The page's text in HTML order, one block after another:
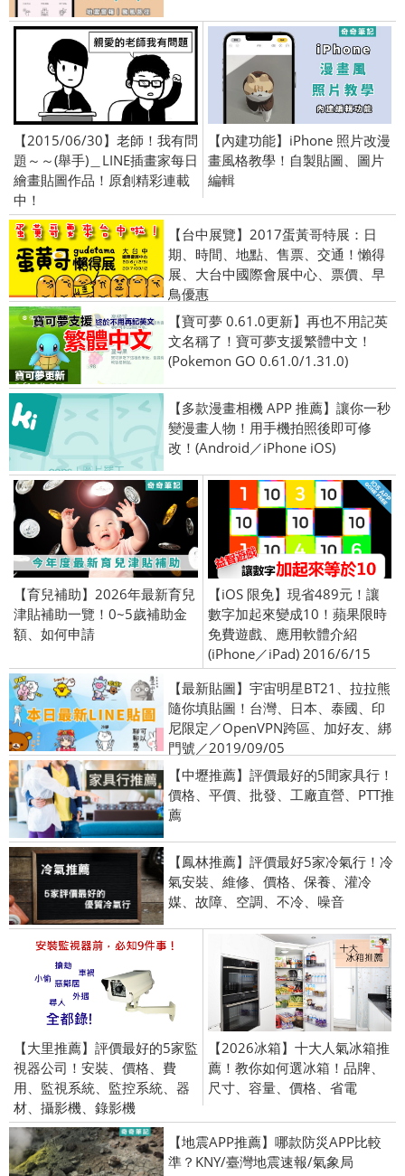
【2015/06/30】老師！我有問
題～～(舉手)＿LINE插畫家每日
繪畫貼圖作品！原創精彩連載
中！
【內建功能】iPhone 照片改漫
畫風格教學！自製貼圖、圖片
編輯
【台中展覽】2017蛋黃哥特展：日
期、時間、地點、售票、交通！懶得
展、大台中國際會展中心、票價、早
鳥優惠
【寶可夢 0.61.0更新】再也不用記英
文名稱了！寶可夢支援繁體中文！
(Pokemon GO 0.61.0/1.31.0)
【多款漫畫相機 APP 推薦】讓你一秒
變漫畫人物！用手機拍照後即可修
改！(Android／iPhone iOS)
【育兒補助】2026年最新育兒
津貼補助一覽！0~5歲補助金
額、如何申請
【iOS 限免】現省489元！讓
數字加起來變成10！蘋果限時
免費遊戲、應用軟體介紹
(iPhone／iPad) 2016/6/15
【最新貼圖】宇宙明星BT21、拉拉熊
隨你填貼圖！台灣、日本、泰國、印
尼限定／OpenVPN跨區、加好友、綁
門號／2019/09/05
【中壢推薦】評價最好的5間家具行！
價格、平價、批發、工廠直營、PTT推
薦
【鳳林推薦】評價最好5家冷氣行！冷
氣安裝、維修、價格、保養、灌冷
媒、故障、空調、不冷、噪音
【大里推薦】評價最好的5家監
視器公司！安裝、價格、費
用、監視系統、監控系統、器
材、攝影機、錄影機
【2026冰箱】十大人氣冰箱推
薦！教你如何選冰箱！品牌、
尺寸、容量、價格、省電
【地震APP推薦】哪款防災APP比較
準？KNY/臺灣地震速報/氣象局